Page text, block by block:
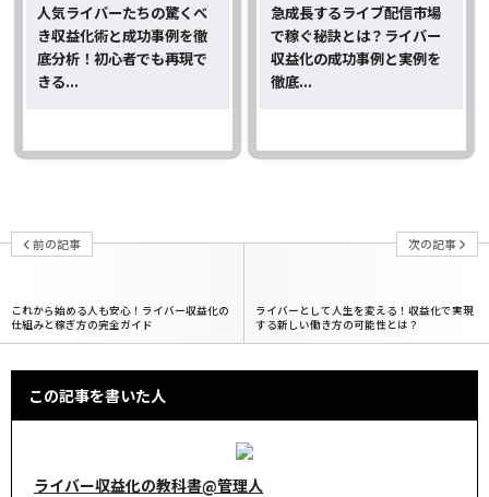
人気ライバーたちの驚くべ
き収益化術と成功事例を徹
底分析！初心者でも再現で
きる...
急成長するライブ配信市場
で稼ぐ秘訣とは？ライバー
収益化の成功事例と実例を
徹底...
前の記事
これから始める人も安心！ライバー収益化の
仕組みと稼ぎ方の完全ガイド
次の記事
ライバーとして人生を変える！収益化で実現
する新しい働き方の可能性とは？
この記事を書いた人
ライバー収益化の教科書@管理人